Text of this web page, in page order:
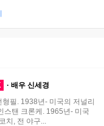
· 배우 신세경
필. 1938년- 미국의 저널리
스탠 크론케. 1965년- 미국
치, 전 야구...